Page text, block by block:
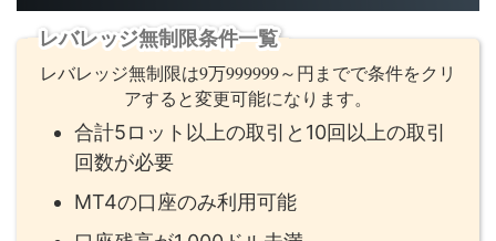
レバレッジ無制限条件一覧
レバレッジ無制限は9万999999～円までで条件をクリ
アすると変更可能になります。
合計5ロット以上の取引と10回以上の取引
回数が必要
MT4の口座のみ利用可能